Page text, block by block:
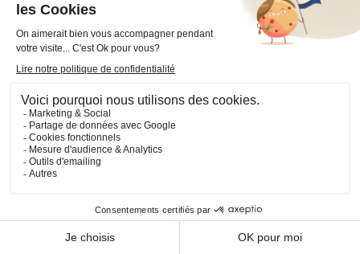
Chemise anti-mouches avec
masque et cou Acavallo
-40%
Chemise anti-mouches
intégrale Eskadron Classic